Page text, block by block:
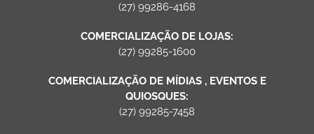
(27) 99286-4168
COMERCIALIZAÇÃO DE LOJAS:
(27) 99285-1600
COMERCIALIZAÇÃO DE MÍDIAS , EVENTOS E
QUIOSQUES:
(27) 99285-7458